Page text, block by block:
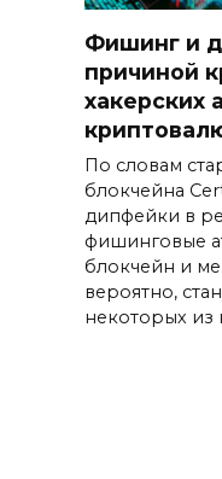
Фишинг и
причиной
хакерских
По словам
блокчейна
дипфейки в
фишинговые
блокчейн и
вероятно,
некоторых